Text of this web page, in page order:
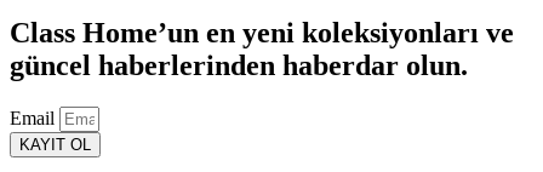
Class Home’un en yeni koleksiyonları ve
güncel haberlerinden haberdar olun.
Email
KAYIT OL